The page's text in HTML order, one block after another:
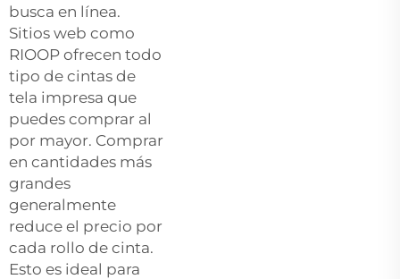
busca en línea.
Sitios web como
RIOOP ofrecen todo
tipo de cintas de
tela impresa que
puedes comprar al
por mayor. Comprar
en cantidades más
grandes
generalmente
reduce el precio por
cada rollo de cinta.
Esto es ideal para